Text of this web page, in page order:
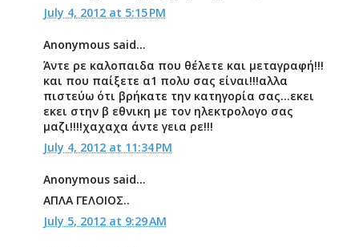
July 4, 2012 at 5:15 PM
Anonymous said...
Άντε ρε καλοπαιδα που θέλετε και μεταγραφή!!!
και που παίξετε α1 πολυ σας είναι!!!αλλα
πιστεύω ότι βρήκατε την κατηγορία σας...εκει
εκει στην β εθνικη με τον ηλεκτρολογο σας
μαζι!!!!χαχαχα άντε γεια ρε!!!
July 4, 2012 at 11:34 PM
Anonymous said...
ΑΠΛΑ ΓΕΛΟΙΟΣ..
July 5, 2012 at 9:29 AM